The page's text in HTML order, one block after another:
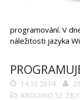
programování. V
náležitosti jazyka
14.10.2014
ARDUINO SE